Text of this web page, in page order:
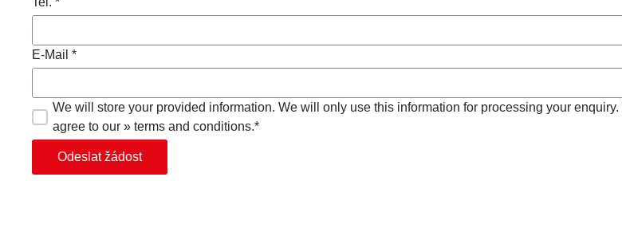
E-Mail *
We will store your provided information. We will only use this information for processing your
agree to our » terms and conditions.*
Odeslat žádost